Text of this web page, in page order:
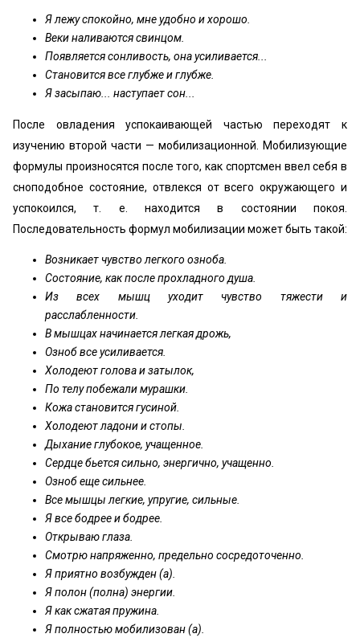
Я лежу спокойно, мне удобно и хорошо.
Веки наливаются свинцом.
Появляется сонливость, она усиливается...
Становится все глубже и глубже.
Я засыпаю... наступает сон...
После овладения успокаивающей частью переходят к
изучению второй части — мобилизационной. Мобилизующие
формулы произносятся после того, как спортсмен ввел себя в
сноподобное состояние, отвлекся от всего окружающего и
успокоился, т. е. находится в состоянии покоя.
Последовательность формул мобилизации может быть такой:
Возникает чувство легкого озноба.
Состояние, как после прохладного душа.
Из всех мышц уходит чувство тяжести и
расслабленности.
В мышцах начинается легкая дрожь,
Озноб все усиливается.
Холодеют голова и затылок,
По телу побежали мурашки.
Кожа становится гусиной.
Холодеют ладони и стопы.
Дыхание глубокое, учащенное.
Сердце бьется сильно, энергично, учащенно.
Озноб еще сильнее.
Все мышцы легкие, упругие, сильные.
Я все бодрее и бодрее.
Открываю глаза.
Смотрю напряженно, предельно сосредоточенно.
Я приятно возбужден (а).
Я полон (полна) энергии.
Я как сжатая пружина.
Я полностью мобилизован (а).